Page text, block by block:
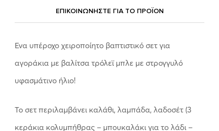
ΕΠΙΚΟΙΝΩΝΗΣΤΕ ΓΙΑ ΤΟ ΠΡΟΪOΝ
Ένα υπέροχο χειροποίητο βαπτιστικό σετ για
αγοράκια με βαλίτσα τρόλεϊ μπλε με στρογγυλό
υφασμάτινο ήλιο!
Το σετ περιλαμβάνει καλάθι, λαμπάδα, λαδοσέτ (3
κεράκια κολυμπήθρας – μπουκαλάκι για το λάδι –